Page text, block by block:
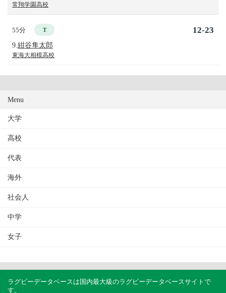
常翔学園高校
55分 T
9. 紺谷隼太郎
東海大相模高校
12-23
Menu
大学
高校
代表
海外
社会人
中学
女子
ラグビーデータベースは国内最大級のラグビーデータベースサイトで
す。